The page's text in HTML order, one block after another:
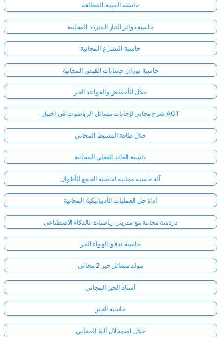
حاسبة القيمة المطلقة
حاسبة دوائر التيار المتردد المجانية
حاسبة التسارع المجانية
حاسبة دوران حسابات القبض المجانية
حلال الأحماض والقواعد الحر
شرح مجاني لإجابات مسائل الرياضيات في اختبار ACT
حلال طاقة التنشيط المجاني
حاسبة العائد الفعلي المجانية
آلة حاسبة مجانية لخاصية الجمع للأطوال
أداة حل العمليات الأديباتيكية المجانية
دردشة مجانية مع مدرس رياضيات بالذكاء الاصطناعي
حاسبة تدفق الهواء الحر
مولد مسائل جبر 2 مجاني
أستاذ الجبر المجاني
حاسبة الجبر
حلال اضمحلال ألفا المجاني